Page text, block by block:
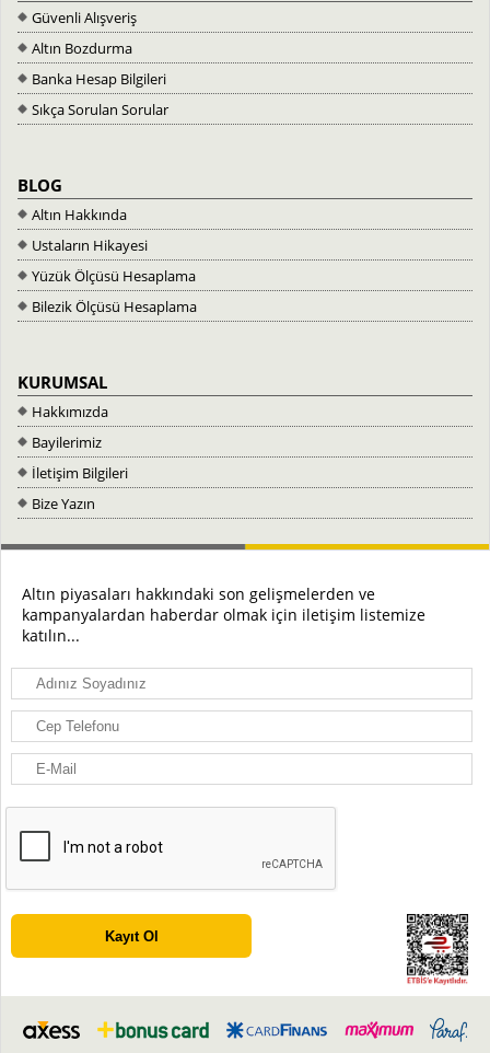
Güvenli Alışveriş
Altın Bozdurma
Banka Hesap Bilgileri
Sıkça Sorulan Sorular
BLOG
Altın Hakkında
Ustaların Hikayesi
Yüzük Ölçüsü Hesaplama
Bilezik Ölçüsü Hesaplama
KURUMSAL
Hakkımızda
Bayilerimiz
İletişim Bilgileri
Bize Yazın
Altın piyasaları hakkındaki son gelişmelerden ve
kampanyalardan haberdar olmak için iletişim listemize
katılın...